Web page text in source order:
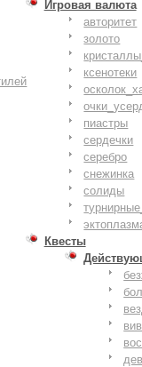
Игровая валюта
авторитет
золото
ксенотеки
пиастры
сердечки
серебро
снежинка
солиды
Квесты